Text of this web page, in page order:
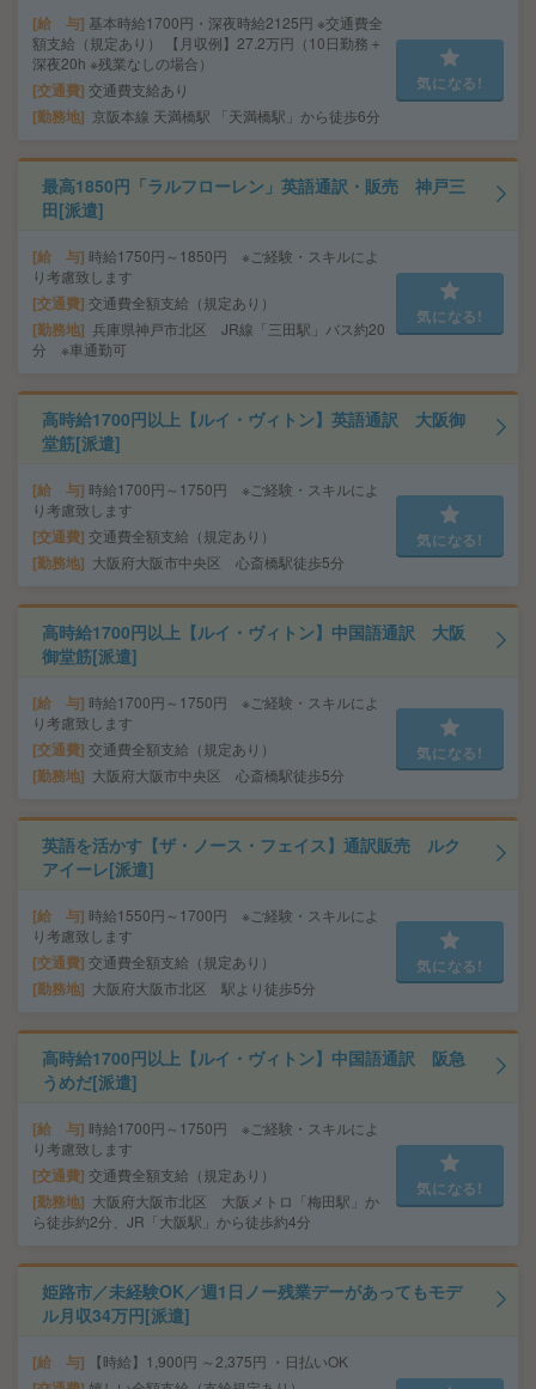
給 与 基本時給1700円・深夜時給2125円 ※交通費全
額支給（規定あり） 【月収例】27.2万円（10日勤務＋
深夜20h ※残業なしの場合）
交通費 交通費支給あり
勤務地 京阪本線 天満橋駅 「天満橋駅」から徒歩6分
気になる!
最高1850円「ラルフローレン」英語通訳・販売 神戸三
田[派遣]
給 与 時給1750円～1850円 ※ご経験・スキルによ
り考慮致します
交通費 交通費全額支給（規定あり）
勤務地 兵庫県神戸市北区 JR線「三田駅」バス約20
分 ※車通勤可
気になる!
高時給1700円以上【ルイ・ヴィトン】英語通訳 大阪御
堂筋[派遣]
給 与 時給1700円～1750円 ※ご経験・スキルによ
り考慮致します
交通費 交通費全額支給（規定あり）
勤務地 大阪府大阪市中央区 心斎橋駅徒歩5分
気になる!
高時給1700円以上【ルイ・ヴィトン】中国語通訳 大阪
御堂筋[派遣]
給 与 時給1700円～1750円 ※ご経験・スキルによ
り考慮致します
交通費 交通費全額支給（規定あり）
勤務地 大阪府大阪市中央区 心斎橋駅徒歩5分
気になる!
英語を活かす【ザ・ノース・フェイス】通訳販売 ルク
アイーレ[派遣]
給 与 時給1550円～1700円 ※ご経験・スキルによ
り考慮致します
交通費 交通費全額支給（規定あり）
勤務地 大阪府大阪市北区 駅より徒歩5分
気になる!
高時給1700円以上【ルイ・ヴィトン】中国語通訳 阪急
うめだ[派遣]
給 与 時給1700円～1750円 ※ご経験・スキルによ
り考慮致します
交通費 交通費全額支給（規定あり）
勤務地
大阪府大阪市北区 大阪メトロ「梅田駅」か
ら徒歩約2分、JR「大阪駅」から徒歩約4分
気になる!
姫路市／未経験OK／週1日ノー残業デーがあってもモデ
ル月収34万円[派遣]
給 与 【時給】1,900円 ～2,375円 ・日払いOK